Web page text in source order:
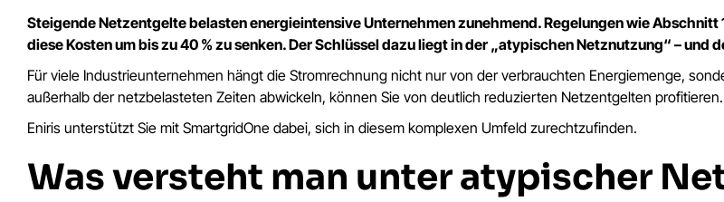
Steigende Netzentgelte belasten energieintensive Unternehmen zunehmend. Regelungen wie
diese Kosten um bis zu 40 % zu senken. Der Schlüssel dazu liegt in der „atypischen Netznutzung“ –
Für viele Industrieunternehmen hängt die Stromrechnung nicht nur von der verbrauchten Energiemenge,
außerhalb der netzbelasteten Zeiten abwickeln, können Sie von deutlich reduzierten Netzentgelten profitieren.
Eniris unterstützt Sie mit SmartgridOne dabei, sich in diesem komplexen Umfeld zurechtzufinden.
Was versteht man unter atypischer